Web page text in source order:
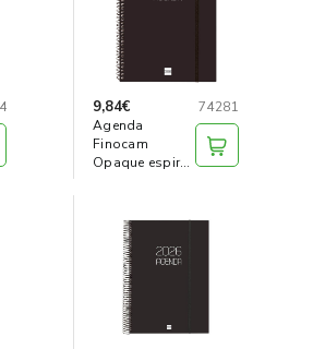
9,84€
74281
Agenda
Finocam
Opaque espiral